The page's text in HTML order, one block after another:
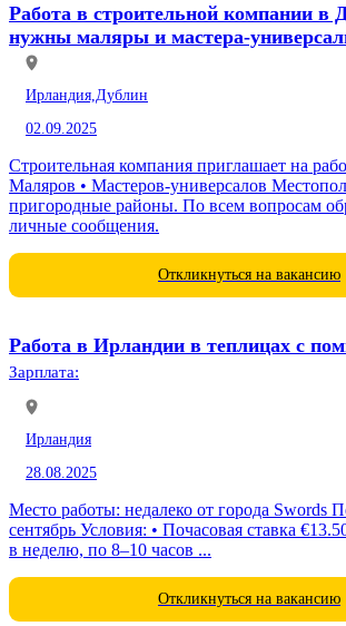
Работа в строительной компании в
нужны маляры и мастера-
Ирландия, Дублин
02.09.2025
Строительная компания приглашает на
Маляров • Мастеров-универсалов Местоположение: Дублин и
пригородные районы. По всем вопросам обращайтесь в
личные сообщения.
Откликнуться на вакансию
Работа в Ирландии в теплицах с
Зарплата:
Ирландия
28.08.2025
Место работы: недалеко от города Swords Период: с мая по
сентябрь Условия: • Почасовая ставка €13.50 • Работа 5–6 дней
в неделю, по 8–10 часов ...
Откликнуться на вакансию